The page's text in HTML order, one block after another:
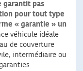
garantit pas
pour tout type
« garantie » un
véhicule idéale
de couverture
intermédiaire ou